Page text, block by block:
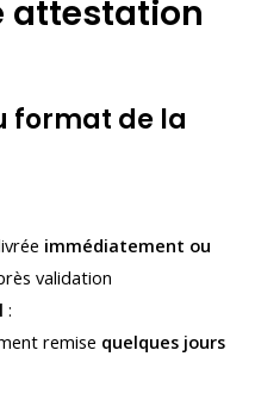
attestation
format de la
immédiatement ou
validation
:
remise quelques jours